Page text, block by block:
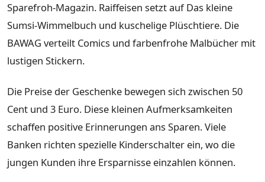
Sparefroh-Magazin. Raiffeisen setzt auf Das kleine
Sumsi-Wimmelbuch und kuschelige Plüschtiere. Die
BAWAG verteilt Comics und farbenfrohe Malbücher mit
lustigen Stickern.
Die Preise der Geschenke bewegen sich zwischen 50
Cent und 3 Euro. Diese kleinen Aufmerksamkeiten
schaffen positive Erinnerungen ans Sparen. Viele
Banken richten spezielle Kinderschalter ein, wo die
jungen Kunden ihre Ersparnisse einzahlen können.